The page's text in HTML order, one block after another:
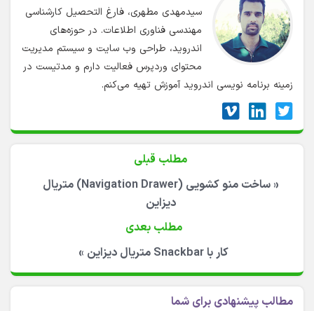
سیدمهدی مطهری، فارغ التحصیل کارشناسی
مهندسی فناوری اطلاعات. در حوزه‌های
اندروید، طراحی وب سایت و سیستم مدیریت
محتوای وردپرس فعالیت دارم و مدتیست در
زمینه برنامه نویسی اندروید آموزش تهیه می‌کنم.
مطلب قبلی
«
ساخت منو کشویی (Navigation Drawer) متریال
دیزاین
مطلب بعدی
کار با Snackbar متریال دیزاین
»
مطالب پیشنهادی برای شما